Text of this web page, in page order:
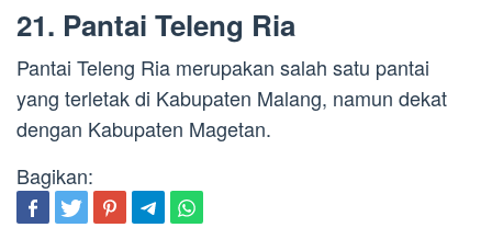
21. Pantai Teleng Ria
Pantai Teleng Ria merupakan salah satu pantai
yang terletak di Kabupaten Malang, namun dekat
dengan Kabupaten Magetan.
Bagikan: